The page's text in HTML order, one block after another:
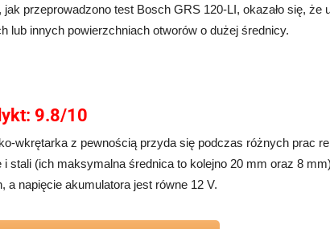
jak przeprowadzono test Bosch GRS 120-LI, okazało się,
lub innych powierzchniach otworów o dużej średnicy.
9.8/10
wkrętarka z pewnością przyda się podczas różnych prac
i stali (ich maksymalna średnica to kolejno 20 mm oraz 8
a napięcie akumulatora jest równe 12 V.